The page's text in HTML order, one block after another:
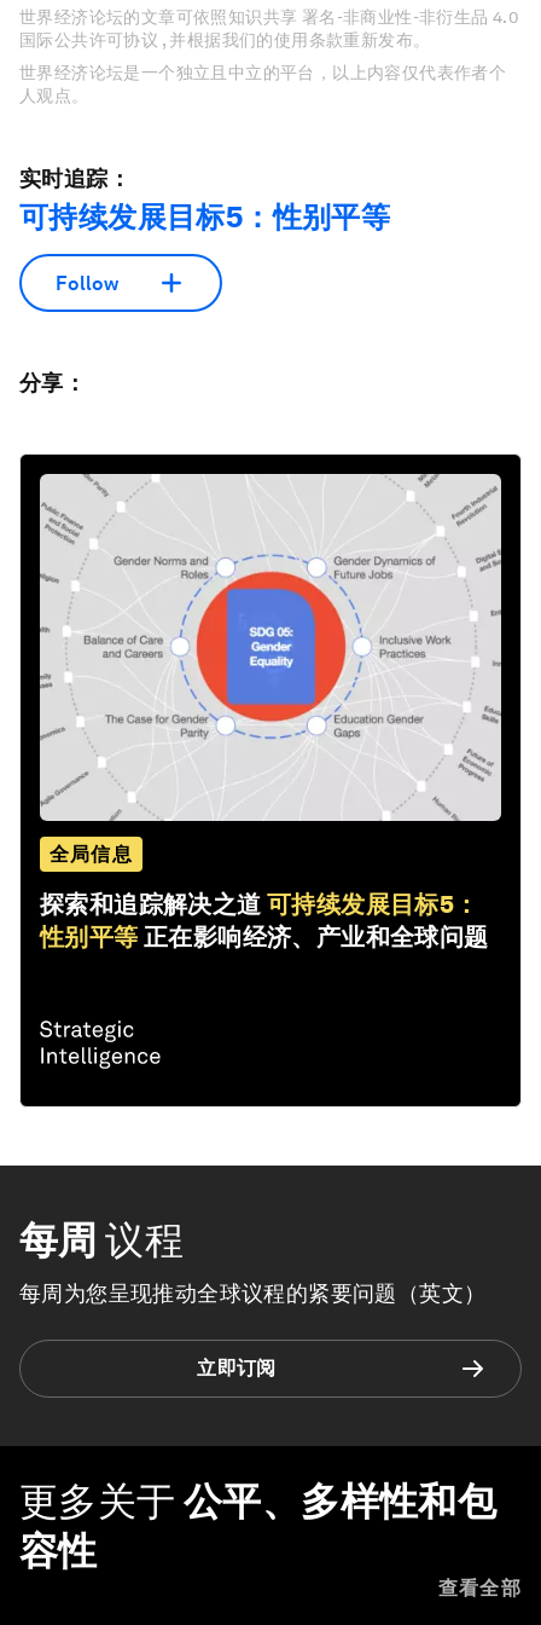
世界经济论坛的文章可依照知识共享 署名-非商业性-非衍生品 4.0
国际公共许可协议 , 并根据我们的使用条款重新发布。
世界经济论坛是一个独立且中立的平台，以上内容仅代表作者个
人观点。
实时追踪：
可持续发展目标5：性别平等
Follow
分享：
全局信息
探索和追踪解决之道可持续发展目标5：
性别平等 正在影响经济、产业和全球问题
每周 议程
每周为您呈现推动全球议程的紧要问题（英文）
立即订阅
更多关于 公平、多样性和包
容性
查看全部